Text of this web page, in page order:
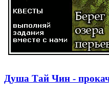
Душа Тай Чин -